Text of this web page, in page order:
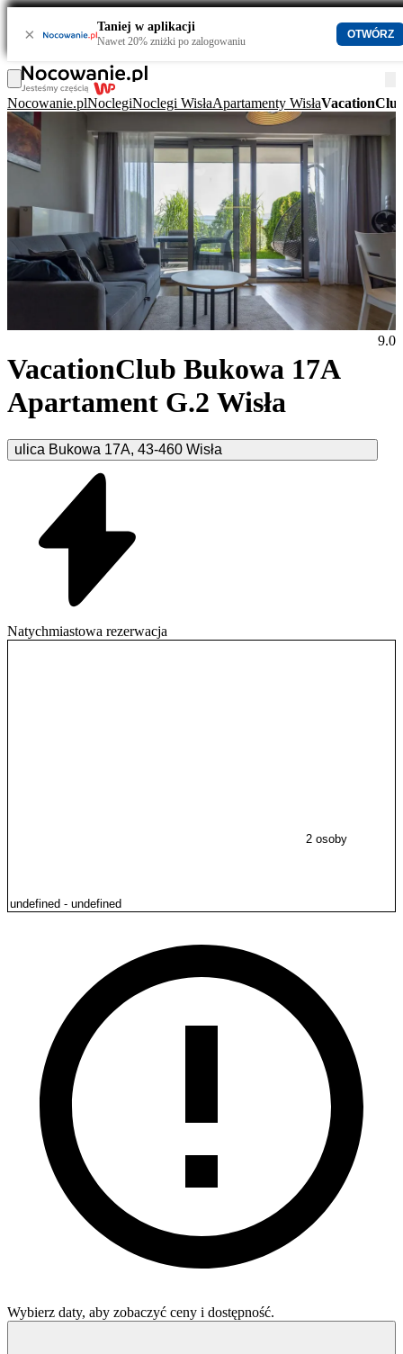
× Taniej w aplikacji
Nawet 20% zniżki po zalogowaniu
OTWÓRZ
Nocowanie.plNoclegiNoclegi WisłaApartamenty Wisła
VacationClub Bukowa 17A
Apartament G.2 Wisła
ulica Bukowa 17A, 43-460 Wisła
9.0
Natychmiastowa rezerwacja
2 osoby
Wybierz daty, aby zobaczyć ceny i dostępność.